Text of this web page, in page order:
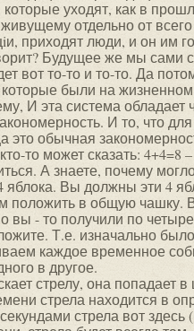
уходят, как в
отдельно от
приходят люди, и он им
Будущее же мы сами
вот то-то и то-то. Да
были на жизненном
И эта система обладает
И то, что
это обычная
то может сказать: 4+4=8
А знаете, почему
яблока. Вы должны эти 4
положить в общую чашку.
вы - то получили по
Т.е. изначально
каждое временное
в другое.
стрелу, она попадает в
стрела находится в
стрела вот здесь